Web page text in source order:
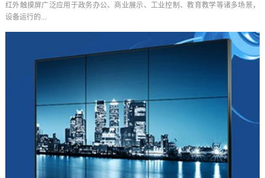
红外触摸屏广泛应用于政务办公、商业展示、工业控制、教育教学等诸多场景，
设备运行的...